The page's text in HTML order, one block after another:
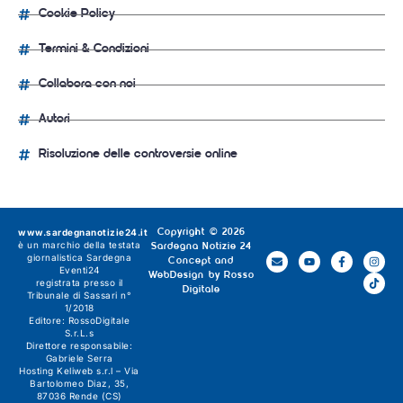
Cookie Policy
Termini & Condizioni
Collabora con noi
Autori
Risoluzione delle controversie online
Copyright © 2026
Sardegna Notizie 24
Concept and
WebDesign by Rosso
Digitale
www.sardegnanotizie24.it
è un marchio della testata
giornalistica Sardegna
Eventi24
registrata presso il
Tribunale di Sassari n°
1/2018
Editore: RossoDigitale
S.r.L.s
Direttore responsabile:
Gabriele Serra
Hosting Keliweb s.r.l – Via
Bartolomeo Diaz, 35,
87036 Rende (CS)